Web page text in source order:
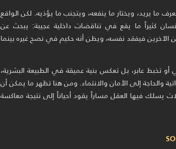
ما يريد، ويختار ما ينفعه، ويتجنب ما يؤذيه. لكن الواقع
كثيراً ما يقع في تناقضات داخلية عجيبة: يبحث عن
الآخرين فيفقد نفسه، ويظن أنه حكيم في نصح غيره بينما
عابر، بل تعكس بنية عميقة في الطبيعة البشرية،
والحاجة إلى الأمان والانتماء. ومن هنا تظهر ما يمكن أن
يسلك فيها العقل مساراً يقود أحياناً إلى نتيجة معاكسة